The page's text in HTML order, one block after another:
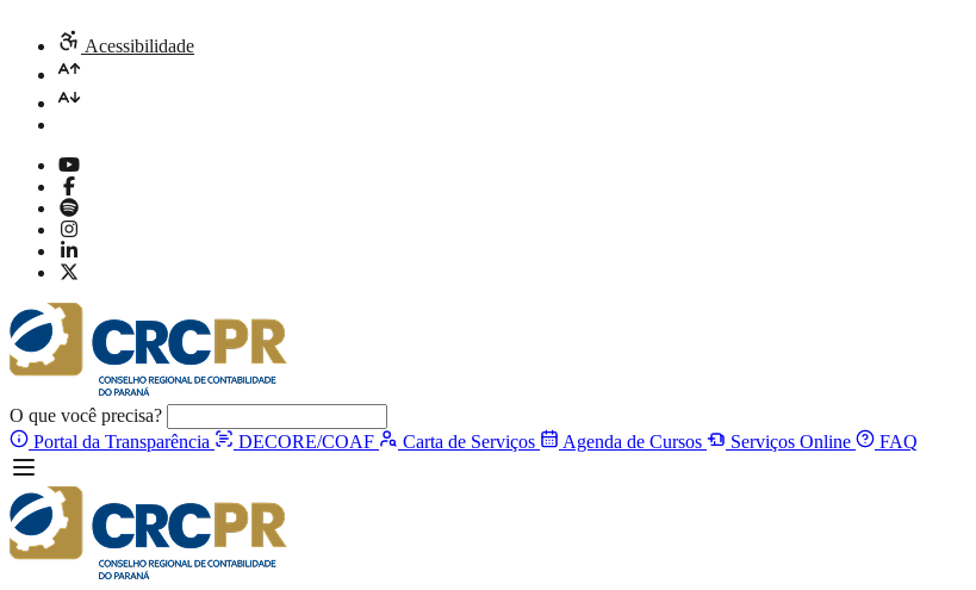
Acessibilidade
O que você precisa?
Portal da Transparência
DECORE/COAF Carta de Serviços Agenda de Cursos Serviços Online FAQ